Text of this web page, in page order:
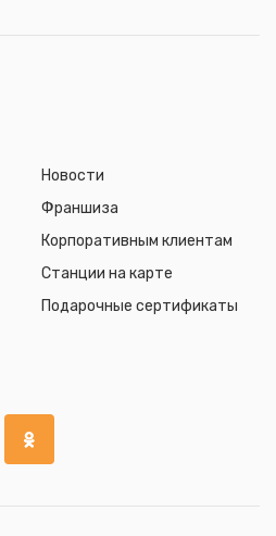
Новости
Франшиза
Корпоративным клиентам
Станции на карте
Подарочные сертификаты